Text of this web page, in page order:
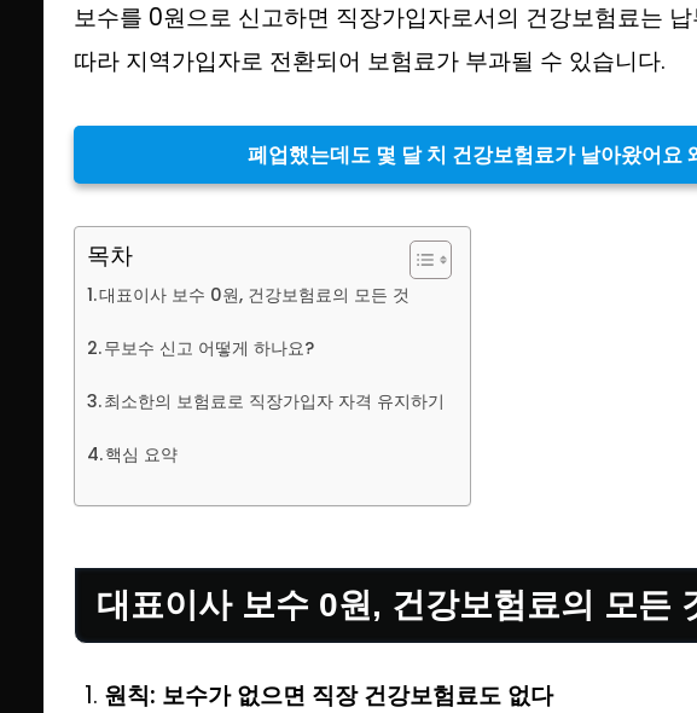
보수를 0원으로 신고하면 직장가입자로서의 건강보험료는
따라 지역가입자로 전환되어 보험료가 부과될 수 있습니다.
폐업했는데도 몇 달 치 건강보험료가 날아왔어요
목차
대표이사 보수 0원, 건강보험료의 모든 것
무보수 신고 어떻게 하나요?
최소한의 보험료로 직장가입자 자격 유지하기
핵심 요약
대표이사 보수 0원, 건강보험료의 모든
원칙: 보수가 없으면 직장 건강보험료도 없다